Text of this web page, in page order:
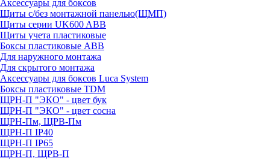
Аксессуары для боксов
Щиты с/без монтажной панелью(ЩМП)
Щиты серии UK600 ABB
Щиты учета пластиковые
Боксы пластиковые ABB
Для наружного монтажа
Для скрытого монтажа
Аксессуары для боксов Luca System
Боксы пластиковые TDM
ЩРН-П "ЭКО" - цвет бук
ЩРН-П "ЭКО" - цвет сосна
ЩРН-Пм, ЩРВ-Пм
ЩРН-П IP40
ЩРН-П IP65
ЩРН-П, ЩРВ-П